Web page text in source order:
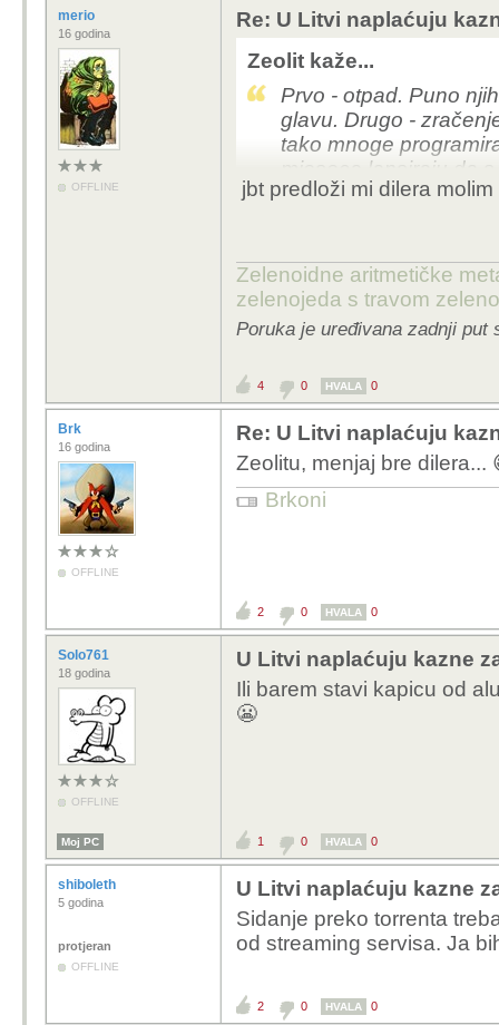
merio
16 godina
OFFLINE
Re: U Litvi naplaćuju
Zeolit kaže...
Prvo - otpad. Puno
glavu. Drugo -
tako mnoge
mjeseca lansiraju da
nebo. Otkad je naše
više i ne bleje. Uvjerili
jbt predloži mi dilera molim
Zelenoidne aritmetičke
zelenojeda s travom
Poruka je uređivana zadnji put
4 0 HVALA 0
Brk
16 godina
OFFLINE
Re: U Litvi naplaćuju
Zeolitu, menjaj bre dilera...
Brkoni
2 0 HVALA 0
Solo761
18 godina
OFFLINE
U Litvi naplaćuju kazne
Ili barem stavi kapicu od
😬
Moj PC 1 0 HVALA 0
shiboleth
5 godina
protjeran
OFFLINE
U Litvi naplaćuju kazne
Sidanje preko torrenta
od streaming servisa. Ja
2 0 HVALA 0